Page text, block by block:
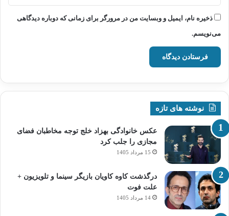
ذخیره نام، ایمیل و وبسایت من در مرورگر برای زمانی که دوباره دیدگاهی
می‌نویسم.
نوشته های تازه
عکس خانوادگی بهزاد خلج توجه مخاطبان فضای
مجازی را جلب کرد
15 مرداد 1405
درگذشت کاوه کاویان بازیگر سینما و تلویزیون +
علت فوت
14 مرداد 1405